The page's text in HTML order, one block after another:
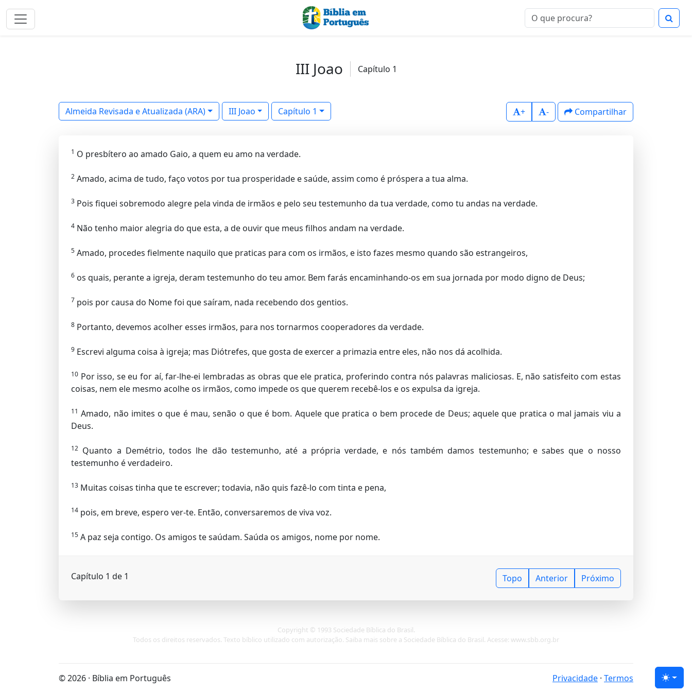
Tema
III Joao Capítulo 1
Almeida Revisada e Atualizada (ARA) III Joao Capítulo 1 + - Compartilhar
1 O presbítero ao amado Gaio, a quem eu amo na verdade.
2 Amado, acima de tudo, faço votos por tua prosperidade e saúde, assim como é próspera a tua alma.
3 Pois fiquei sobremodo alegre pela vinda de irmãos e pelo seu testemunho da tua verdade, como tu andas na verdade.
4 Não tenho maior alegria do que esta, a de ouvir que meus filhos andam na verdade.
5 Amado, procedes fielmente naquilo que praticas para com os irmãos, e isto fazes mesmo quando são estrangeiros,
6 os quais, perante a igreja, deram testemunho do teu amor. Bem farás encaminhando-os em sua jornada por modo digno de Deus;
7 pois por causa do Nome foi que saíram, nada recebendo dos gentios.
8 Portanto, devemos acolher esses irmãos, para nos tornarmos cooperadores da verdade.
9 Escrevi alguma coisa à igreja; mas Diótrefes, que gosta de exercer a primazia entre eles, não nos dá acolhida.
10 Por isso, se eu for aí, far-lhe-ei lembradas as obras que ele pratica, proferindo contra nós palavras maliciosas. E, não satisfeito com estas
coisas, nem ele mesmo acolhe os irmãos, como impede os que querem recebê-los e os expulsa da igreja.
11 Amado, não imites o que é mau, senão o que é bom. Aquele que pratica o bem procede de Deus; aquele que pratica o mal jamais viu a
Deus.
12 Quanto a Demétrio, todos lhe dão testemunho, até a própria verdade, e nós também damos testemunho; e sabes que o nosso
testemunho é verdadeiro.
13 Muitas coisas tinha que te escrever; todavia, não quis fazê-lo com tinta e pena,
14 pois, em breve, espero ver-te. Então, conversaremos de viva voz.
15 A paz seja contigo. Os amigos te saúdam. Saúda os amigos, nome por nome.
Capítulo 1 de 1 Topo Anterior Próximo
Copyright © 1993 Sociedade Bíblica do Brasil.
Todos os direitos reservados. Texto bíblico utilizado com autorização. Saiba mais sobre a Sociedade Bíblica do Brasil. Acesse: www.sbb.org.br
© 2026 · Bíblia em Português Privacidade · Termos